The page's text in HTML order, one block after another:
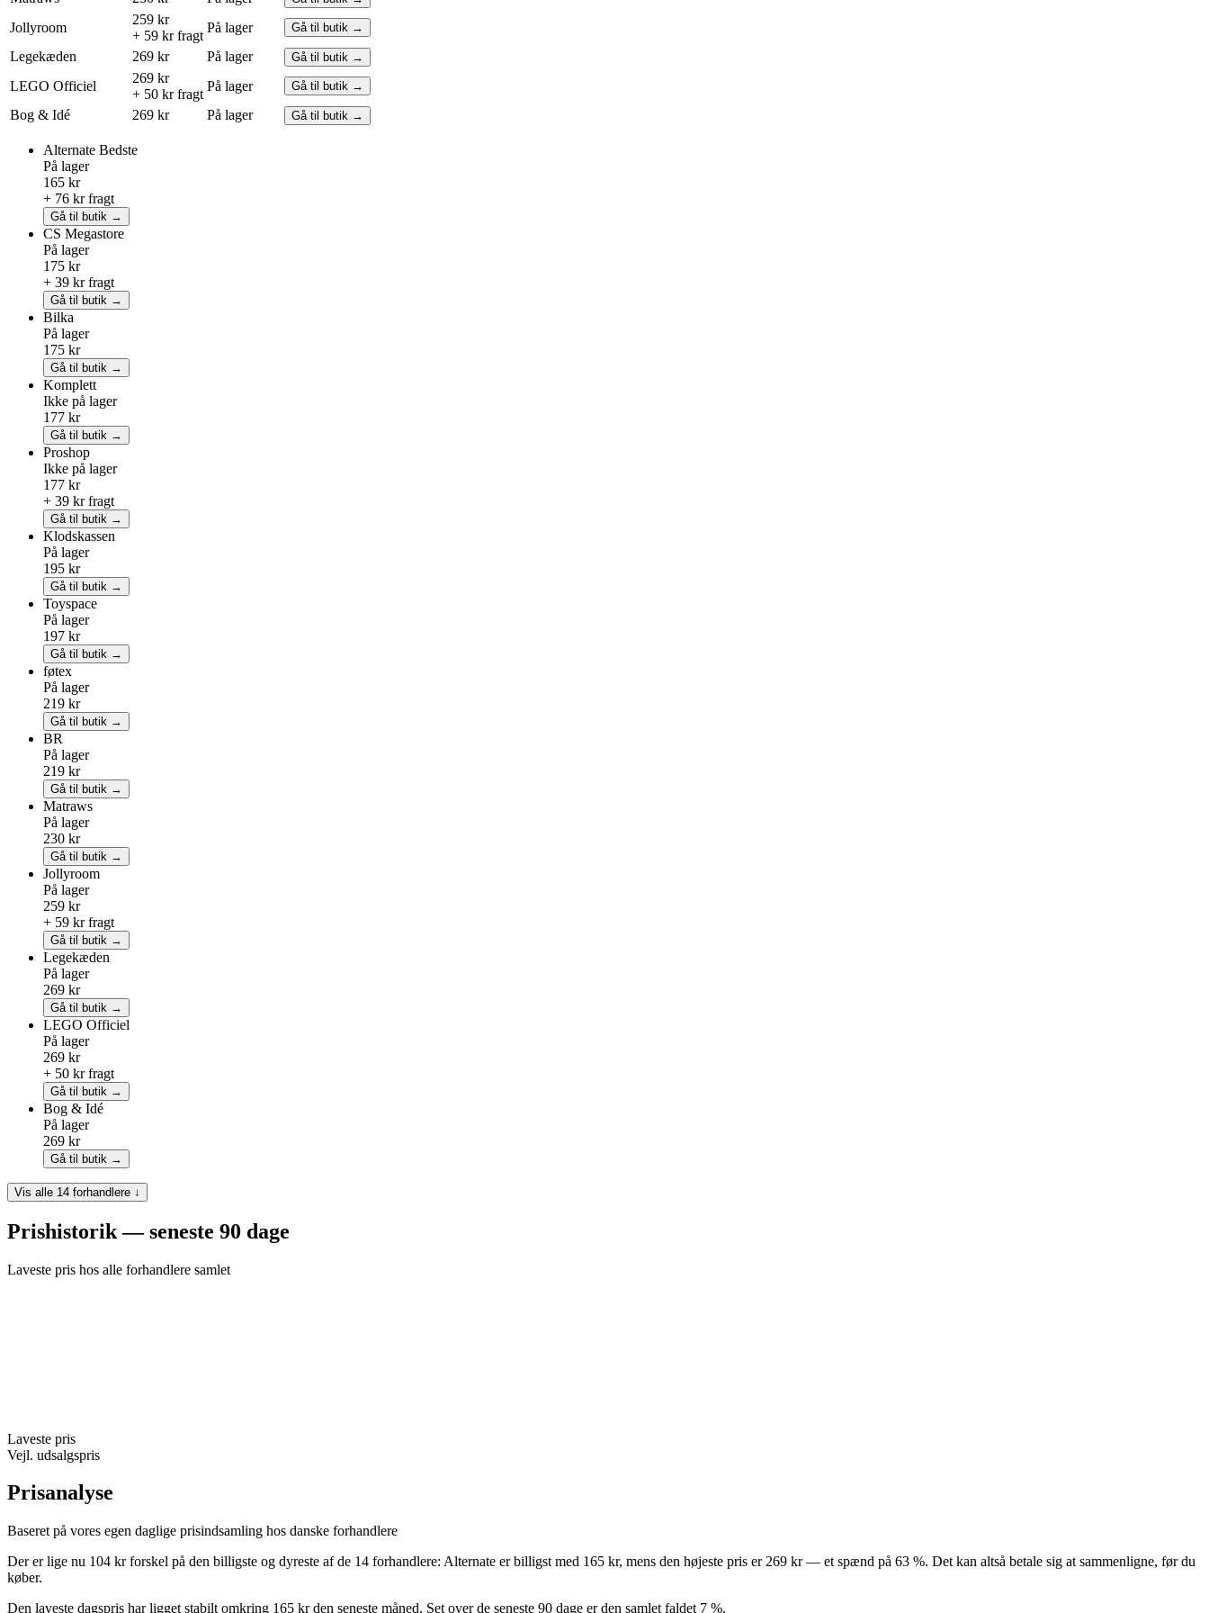
Jollyroom
259 kr
+ 59 kr fragt
På lager Gå til butik →
Legekæden 269 kr På lager Gå til butik →
LEGO Officiel
269 kr
+ 50 kr fragt
På lager Gå til butik →
Bog & Idé 269 kr På lager Gå til butik →
Alternate Bedste
På lager
165 kr
+ 76 kr fragt
Gå til butik →
CS Megastore
På lager
175 kr
+ 39 kr fragt
Gå til butik →
Bilka
På lager
175 kr
Gå til butik →
Komplett
Ikke på lager
177 kr
Gå til butik →
Proshop
Ikke på lager
177 kr
+ 39 kr fragt
Gå til butik →
Klodskassen
På lager
195 kr
Gå til butik →
Toyspace
På lager
197 kr
Gå til butik →
føtex
På lager
219 kr
Gå til butik →
BR
På lager
219 kr
Gå til butik →
Matraws
På lager
230 kr
Gå til butik →
Jollyroom
På lager
259 kr
+ 59 kr fragt
Gå til butik →
Legekæden
På lager
269 kr
Gå til butik →
LEGO Officiel
På lager
269 kr
+ 50 kr fragt
Gå til butik →
Bog & Idé
På lager
269 kr
Gå til butik →
Vis alle 14 forhandlere ↓
Prishistorik — seneste 90 dage
Laveste pris hos alle forhandlere samlet
Laveste pris
Vejl. udsalgspris
Prisanalyse
Baseret på vores egen daglige prisindsamling hos danske forhandlere
Der er lige nu 104 kr forskel på den billigste og dyreste af de 14 forhandlere: Alternate er billigst med 165 kr, mens den højeste pris er 269 kr — et spænd på 63 %. Det kan altså betale sig at sammenligne, før du
køber.
Den laveste dagspris har ligget stabilt omkring 165 kr den seneste måned. Set over de seneste 90 dage er den samlet faldet 7 %.